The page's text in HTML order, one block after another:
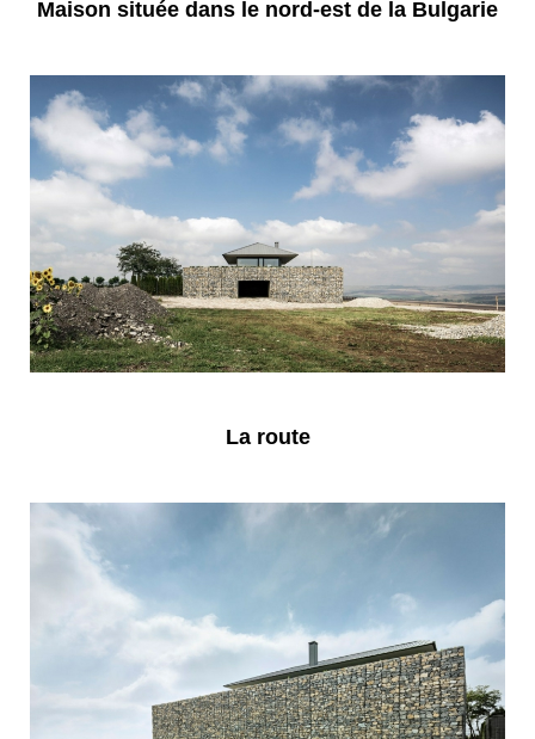
Maison située dans le nord-est de la Bulgarie
La route